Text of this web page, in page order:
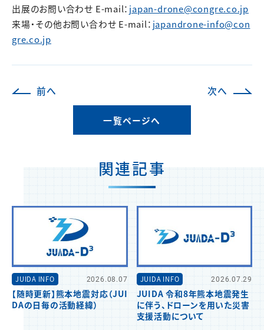
出展のお問い合わせ E-mail： japan-drone@congre.co.jp
来場・その他お問い合わせ E-mail： japandrone-info@con
gre.co.jp
前へ 次へ
一覧ページへ
関連記事
JUIDA INFO 2026.08.07
【随時更新】熊本地震対応（JUI
DAの日毎の活動経緯）
JUIDA INFO 2026.07.29
JUIDA 令和8年熊本地震発生
に伴う、ドローンを用いた災害
支援活動について